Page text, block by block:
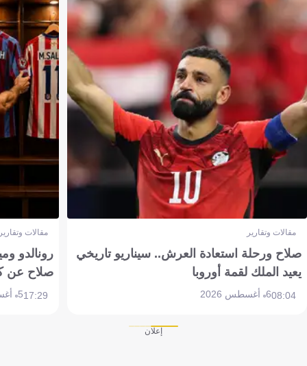
مقالات وتقارير
صلاح ورحلة استعادة العرش.. سيناريو تاريخي
يعيد الملك لقمة أوروبا
08:046 أغسطس 2026
مقالات
رونالدو
صلاح عن
17:295 أغسطس 2026
إعلان